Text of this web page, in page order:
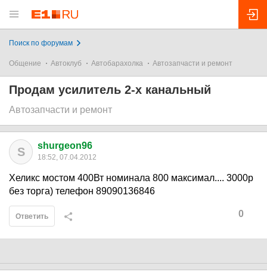
Поиск по форумам
Общение Автоклуб Автобарахолка Автозапчасти и ремонт
Продам усилитель 2-х канальный
Автозапчасти и ремонт
S shurgeon96
18:52, 07.04.2012
Хеликс мостом 400Вт номинала 800 максимал.... 3000р
без торга) телефон 89090136846
0
Ответить